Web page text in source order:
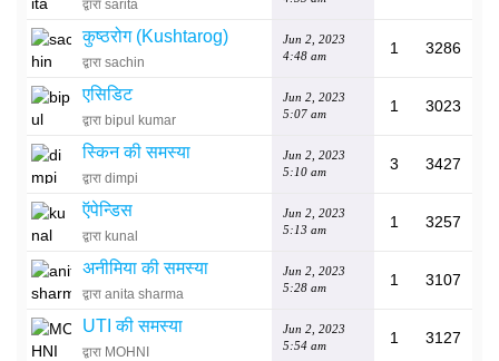
द्वारा sarita
कुष्ठरोग (Kushtarog)
द्वारा sachin
Jun 2, 2023
4:48 am
1 3286
एसिडिट
द्वारा bipul kumar
Jun 2, 2023
5:07 am
1 3023
स्किन की समस्या
द्वारा dimpi
Jun 2, 2023
5:10 am
3 3427
ऍपेन्डिस
द्वारा kunal
Jun 2, 2023
5:13 am
1 3257
अनीमिया की समस्या
द्वारा anita sharma
Jun 2, 2023
5:28 am
1 3107
UTI की समस्या
द्वारा MOHNI
Jun 2, 2023
5:54 am
1 3127